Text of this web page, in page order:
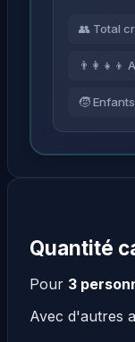
👥 Total
👨‍👩‍👧‍👦
🧒 Enfants
Quantité
Pour 3
Avec d'autres